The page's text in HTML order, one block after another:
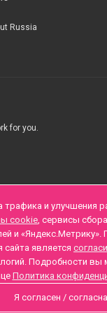
Russia
for you.
6
трафика и улучшения
cookie, сервисы
и
сайта является
Подробности вы
Политика
Я согласен / согласна